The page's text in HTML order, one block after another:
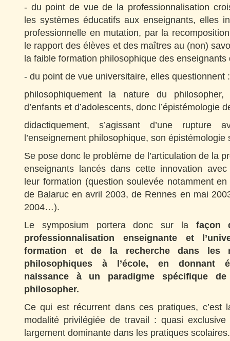
- du point de vue de la professionnalisation
les systèmes éducatifs aux enseignants, elles
professionnelle en mutation, par la
le rapport des élèves et des maîtres au (non)
la faible formation philosophique des
- du point de vue universitaire, elles questionnent :
philosophiquement la nature du
d’enfants et d’adolescents, donc l’épistémologie
didactiquement, s’agissant d’une
l’enseignement philosophique, son épistémologie
Se pose donc le problème de l’articulation de la
enseignants lancés dans cette innovation avec
leur formation (question soulevée notamment
de Balaruc en avril 2003, de Rennes en mai
2004…).
Le symposium portera donc sur la façon
professionnalisation enseignante et
formation et de la recherche dans les
philosophiques à l’école, en donnant
naissance à un paradigme spécifique de
philosopher.
Ce qui est récurrent dans ces pratiques, c’est
modalité privilégiée de travail : quasi
largement dominante dans les pratiques scolaires.